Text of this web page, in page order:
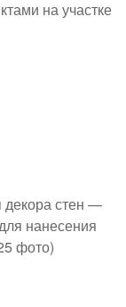
на участке
стен —
нанесения
фото)